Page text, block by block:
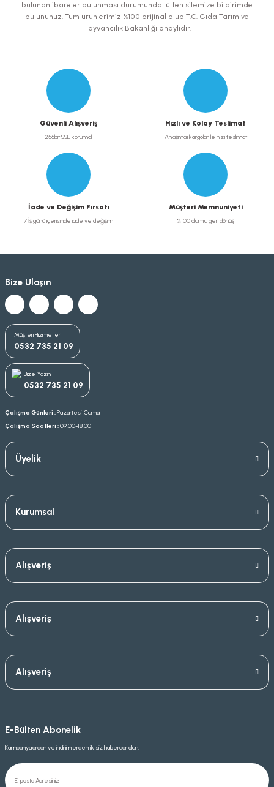
bulunan ibareler bulunması durumunda lütfen sitemize bildirimde
bulununuz. Tüm ürünlerimiz %100 orijinal olup T.C. Gıda Tarım ve
Hayvancılık Bakanlığı onaylıdır.
Güvenli Alışveriş
256bit SSL korumalı
Hızlı ve Kolay Teslimat
Anlaşmalı kargolar ile hızlı teslimat
İade ve Değişim Fırsatı
7 İş günü içerisinde iade ve değişim
Müşteri Memnuniyeti
%100 olumlu geri dönüş
Bize Ulaşın
Müşteri Hizmetleri
0532 735 21 09
Bize Yazın
0532 735 21 09
Çalışma Günleri :Pazartesi-Cuma
Çalışma Saatleri :09.00-18.00
Üyelik
Kurumsal
Alışveriş
Alışveriş
Alışveriş
E-Bülten Abonelik
Kampanyalardan ve indirimlerden ilk siz haberdar olun.